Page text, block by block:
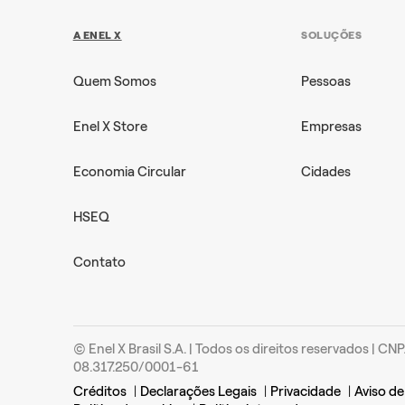
A ENEL X
Quem Somos
Enel X Store
Economia Circular
HSEQ
Contato
SOLUÇÕES
Pessoas
Empresas
Cidades
© Enel X Brasil S.A. | Todos os direitos reservados |
08.317.250/0001-61
Créditos | Declarações Legais | Privacidade | Aviso